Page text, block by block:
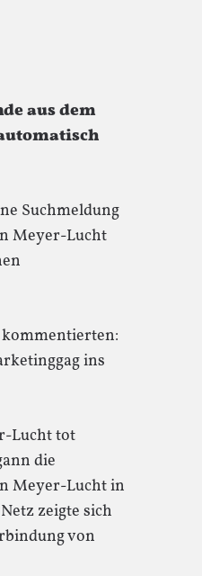
aus dem
Suchmeldung
Meyer-Lucht
ins
Lucht tot
die
Meyer-Lucht in
zeigte sich
von